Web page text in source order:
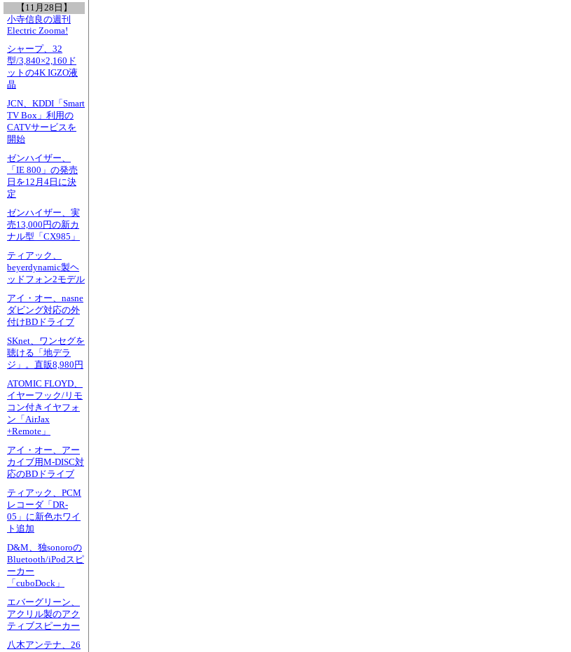
【11月28日】
小寺信良の週刊
Electric Zooma!
シャープ、32
型/3,840×2,160ド
ットの4K IGZO液
晶
JCN、KDDI「Smart
TV Box」利用の
CATVサービスを
開始
ゼンハイザー、
「IE 800」の発売
日を12月4日に決
定
ゼンハイザー、実
売13,000円の新カ
ナル型「CX985」
ティアック、
beyerdynamic製ヘ
ッドフォン2モデル
アイ・オー、nasne
ダビング対応の外
付けBDドライブ
SKnet、ワンセグを
聴ける「地デラ
ジ」。直販8,980円
ATOMIC FLOYD、
イヤーフック/リモ
コン付きイヤフォ
ン「AirJax
+Remote」
アイ・オー、アー
カイブ用M-DISC対
応のBDドライブ
ティアック、PCM
レコーダ「DR-
05」に新色ホワイ
ト追加
D&M、独sonoroの
Bluetooth/iPodスピ
ーカー
「cuboDock」
エバーグリーン、
アクリル製のアク
ティブスピーカー
八木アンテナ、26